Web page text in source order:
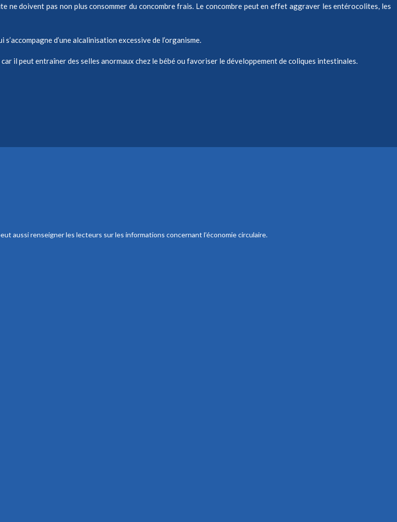
ne doivent pas non plus consommer du concombre frais. Le concombre peut en effet aggraver les entérocolites, les
d’une alcalinisation excessive de l’organisme.
il peut entraîner des selles anormaux chez le bébé ou favoriser le développement de coliques intestinales.
aussi renseigner les lecteurs sur les informations concernant l’économie circulaire.